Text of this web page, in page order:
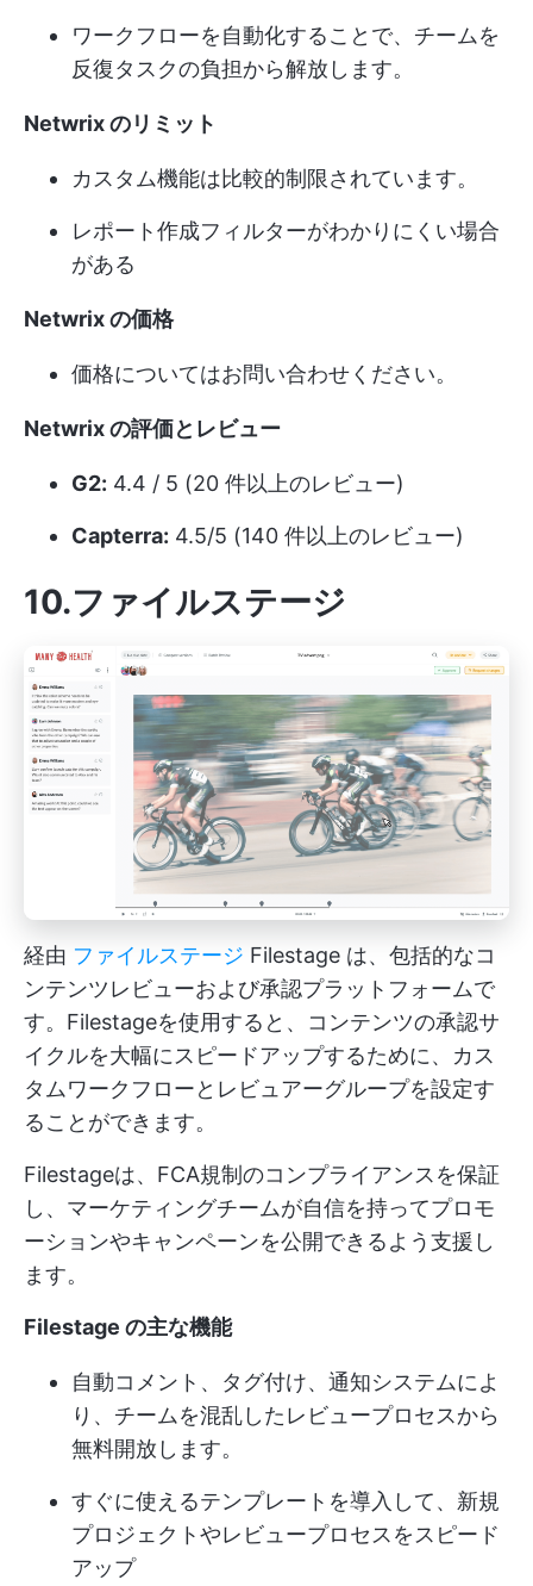
ワークフローを自動化することで、チームを
反復タスクの負担から解放します。
Netwrix のリミット
カスタム機能は比較的制限されています。
レポート作成フィルターがわかりにくい場合
がある
Netwrix の価格
価格についてはお問い合わせください。
Netwrix の評価とレビュー
G2: 4.4 / 5 (20 件以上のレビュー)
Capterra: 4.5/5 (140 件以上のレビュー)
10.ファイルステージ
経由 ファイルステージ Filestage は、包括的なコ
ンテンツレビューおよび承認プラットフォームで
す。Filestageを使用すると、コンテンツの承認サ
イクルを大幅にスピードアップするために、カス
タムワークフローとレビュアーグループを設定す
ることができます。
Filestageは、FCA規制のコンプライアンスを保証
し、マーケティングチームが自信を持ってプロモ
ーションやキャンペーンを公開できるよう支援し
ます。
Filestage の主な機能
自動コメント、タグ付け、通知システムによ
り、チームを混乱したレビュープロセスから
無料開放します。
すぐに使えるテンプレートを導入して、新規
プロジェクトやレビュープロセスをスピード
アップ